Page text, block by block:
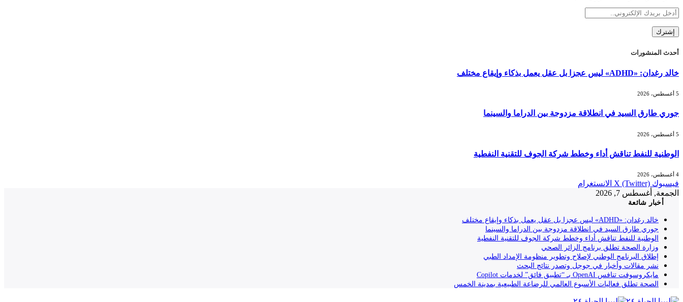
أحدث المنشورات
خالد رغدان: «ADHD» ليس عجزا بل عقل يعمل بذكاء وإيقاع مختلف
5 أغسطس، 2026
جوري طارق السيد في انطلاقة مزدوجة بين الدراما والسينما
5 أغسطس، 2026
الوطنية للنفط تناقش أداء وخطط شركة الجوف للتقنية النفطية
4 أغسطس، 2026
فيسبوك X (Twitter) الانستغرام
الجمعة, أغسطس 7, 2026
أخبار شائعة
خالد رغدان: «ADHD» ليس عجزا بل عقل يعمل بذكاء وإيقاع مختلف
جوري طارق السيد في انطلاقة مزدوجة بين الدراما والسينما
الوطنية للنفط تناقش أداء وخطط شركة الجوف للتقنية النفطية
وزارة الصحة تطلق برنامج الزائر الصحي
إطلاق البرنامج الوطني لإصلاح وتطوير منظومة الإمداد الطبي
نشر مقالات وأخبار في جوجل وتصدر نتائج البحث
مايكروسوفت تنافس OpenAI بـ “تطبيق فائق” لخدمات Copilot
الصحة تطلق فعاليات الأسبوع العالمي للرضاعة الطبيعية بمدينة الخمس